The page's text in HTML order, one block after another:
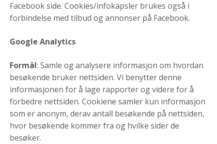
Facebook side. Cookies/infokapsler brukes også i
forbindelse med tilbud og annonser på Facebook.
Google Analytics
Formål: Samle og analysere informasjon om hvordan
besøkende bruker nettsiden. Vi benytter denne
informasjonen for å lage rapporter og videre for å
forbedre nettsiden. Cookiene samler kun informasjon
som er anonym, derav antall besøkende på nettsiden,
hvor besøkende kommer fra og hvilke sider de
besøker.